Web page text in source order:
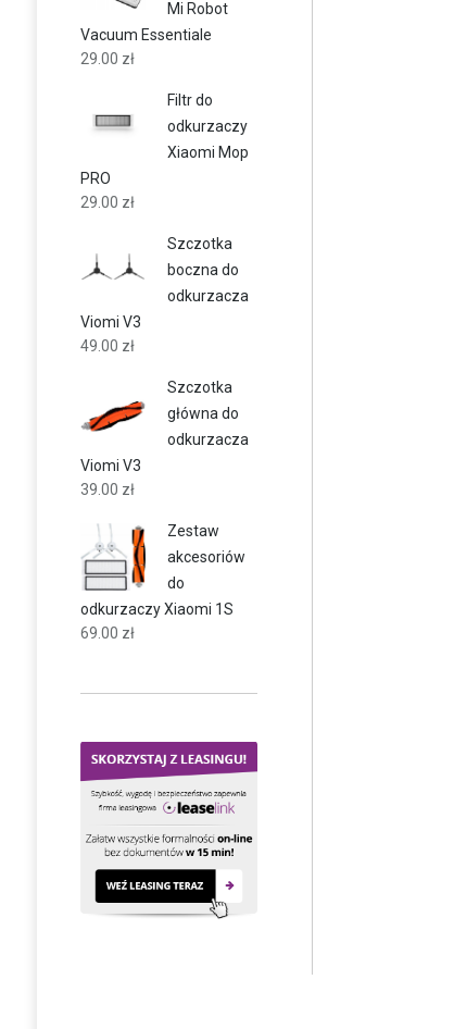
Mi Robot
Vacuum Essentiale
29.00 zł
Filtr do
odkurzaczy
Xiaomi Mop
PRO
29.00 zł
Szczotka
boczna do
odkurzacza
Viomi V3
49.00 zł
Szczotka
główna do
odkurzacza
Viomi V3
39.00 zł
Zestaw
akcesoriów
do
odkurzaczy Xiaomi 1S
69.00 zł